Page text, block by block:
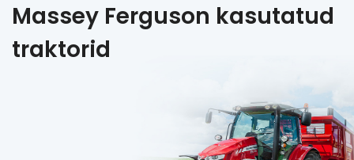
Massey Ferguson kasutatud
traktorid